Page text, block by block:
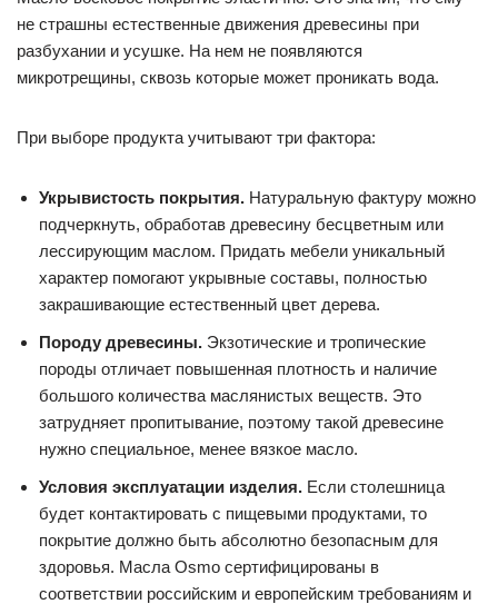
не страшны естественные движения древесины при
разбухании и усушке. На нем не появляются
микротрещины, сквозь которые может проникать вода.
При выборе продукта учитывают три фактора:
Укрывистость покрытия. Натуральную фактуру можно
подчеркнуть, обработав древесину бесцветным или
лессирующим маслом. Придать мебели уникальный
характер помогают укрывные составы, полностью
закрашивающие естественный цвет дерева.
Породу древесины. Экзотические и тропические
породы отличает повышенная плотность и наличие
большого количества маслянистых веществ. Это
затрудняет пропитывание, поэтому такой древесине
нужно специальное, менее вязкое масло.
Условия эксплуатации изделия. Если столешница
будет контактировать с пищевыми продуктами, то
покрытие должно быть абсолютно безопасным для
здоровья. Масла Osmo сертифицированы в
соответствии российским и европейским требованиям и